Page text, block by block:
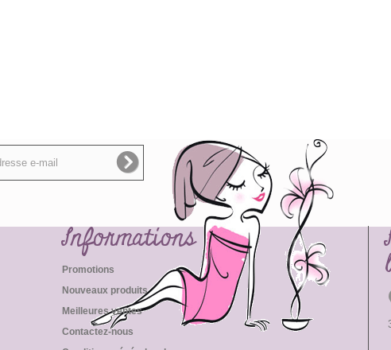
Informations
Promotions
Nouveaux produits
Meilleures ventes
Contactez-nous